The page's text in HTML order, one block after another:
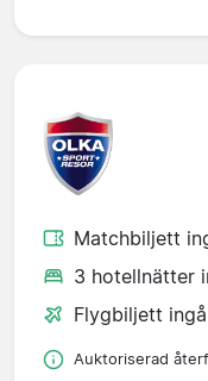
Matchbiljett
3 hotellnätter
Flygbiljett
Auktoriserad